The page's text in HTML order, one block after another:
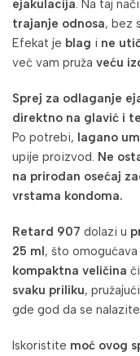
ejakulacija. Na taj
trajanje odnosa, bez
Efekat je blag i ne
već vam pruža veću
Sprej za odlaganje
direktno na glavić i
Po potrebi, lagano
upije proizvod. Ne
na prirodan osećaj
vrstama kondoma.
Retard 907 dolazi u
25 ml , što omogućava
kompaktna veličina
svaku priliku,
gde god da se
Iskoristite moć ovog